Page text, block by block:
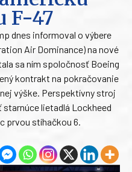
F-47
dnes informoval o výbere
Air Dominance) na nové
sa ním spoločnosť Boeing
kontrakt na pokračovanie
výške. Perspektívny stroj
starnúce lietadlá Lockheed
prvou stíhačkou 6.